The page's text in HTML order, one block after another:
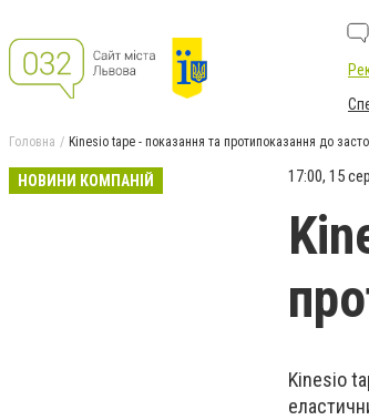
Головна Kinesio tape - показання та протипоказання до
НОВИНИ КОМПАНІЙ 17:00, 15
Kinesio